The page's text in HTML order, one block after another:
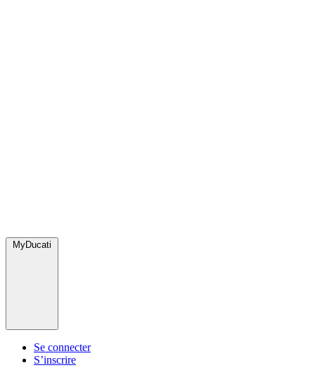
MyDucati
Se connecter
S’inscrire